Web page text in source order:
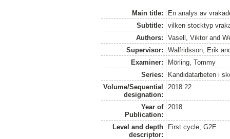
Main title:
En analys av
Subtitle:
vilken stocktyp
Authors:
Vasell, Viktor and
Supervisor:
Walfridsson, Erik
Examiner:
Mörling, Tommy
Series:
Kandidatarbeten i
Volume/Sequential
designation:
2018:22
Year of
Publication:
2018
Level and depth
descriptor:
First cycle, G2E